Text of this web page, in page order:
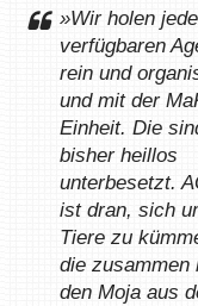
»Wir holen
verfügbaren
rein und
und mit der
Einheit. Die
bisher heillos
unterbesetzt.
ist dran, sich
Tiere zu
die zusammen
den Moja aus